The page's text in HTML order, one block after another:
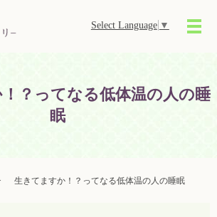
Select Language ▼
メ
？ってなる低体温の人の睡
眠
生きてますか！？ってなる低体温の人の睡眠